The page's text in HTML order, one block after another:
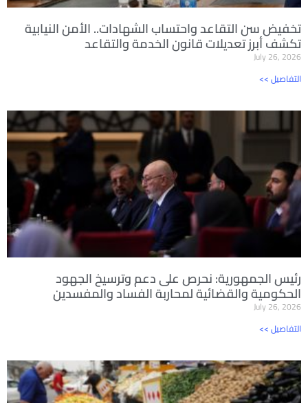
تخفيض سن التقاعد واحتساب الشهادات.. الأمن النيابية
تكشف أبرز تعديلات قانون الخدمة والتقاعد
July 26, 2026
<< التفاصيل
رئيس الجمهورية: نحرص على دعم وترسيخ الجهود
الحكومية والقضائية لمحاربة الفساد والمفسدين
July 26, 2026
<< التفاصيل